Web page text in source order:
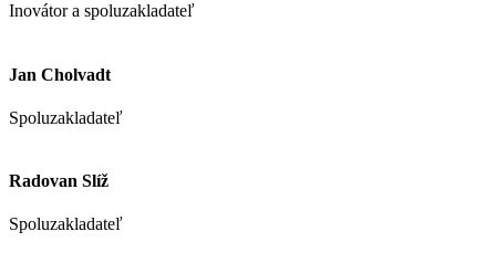
Inovátor a spoluzakladateľ
Jan Cholvadt
Spoluzakladateľ
Radovan Slíž
Spoluzakladateľ